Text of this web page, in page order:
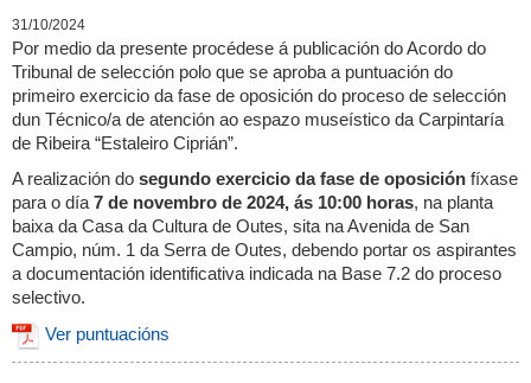
31/10/2024
Por medio da presente procédese á publicación do Acordo do
Tribunal de selección polo que se aproba a puntuación do
primeiro exercicio da fase de oposición do proceso de selección
dun Técnico/a de atención ao espazo museístico da Carpintaría
de Ribeira “Estaleiro Ciprián”.
A realización do segundo exercicio da fase de oposición fíxase
para o día 7 de novembro de 2024, ás 10:00 horas, na planta
baixa da Casa da Cultura de Outes, sita na Avenida de San
Campio, núm. 1 da Serra de Outes, debendo portar os aspirantes
a documentación identificativa indicada na Base 7.2 do proceso
selectivo.
Ver puntuacións